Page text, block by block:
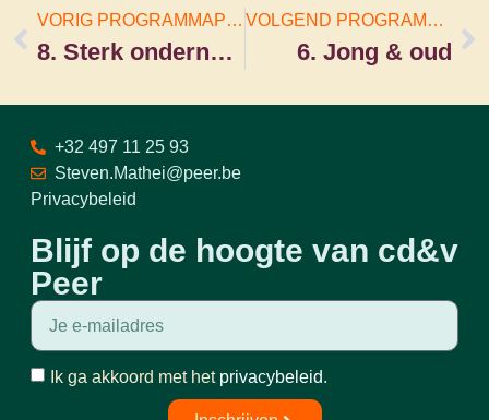
VORIG PROGRAMMAPUNT
8. Sterk ondernemerschap stimuleren
VOLGEND PROGRAMMAPUNT
6. Jong & oud
Blijf op de hoogte van cd&v
Peer
Ik ga akkoord met het privacybeleid.
+32 497 11 25 93
Steven.Mathei@peer.be
Privacybeleid